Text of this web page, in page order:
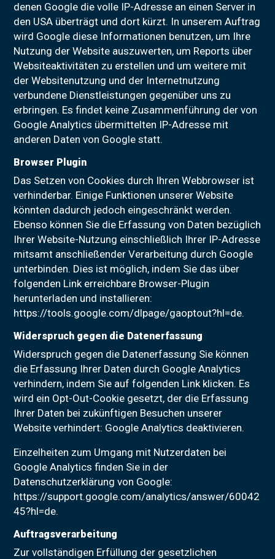
denen Google die volle IP-Adresse an einen Server in
den USA überträgt und dort kürzt. In unserem Auftrag
wird Google diese Informationen benutzen, um Ihre
Nutzung der Website auszuwerten, um Reports über
Websiteaktivitäten zu erstellen und um weitere mit
der Websitenutzung und der Internetnutzung
verbundene Dienstleistungen gegenüber uns zu
erbringen. Es findet keine Zusammenführung der von
Google Analytics übermittelten IP-Adresse mit
anderen Daten von Google statt.
Browser Plugin
Das Setzen von Cookies durch Ihren Webbrowser ist
verhinderbar. Einige Funktionen unserer Website
könnten dadurch jedoch eingeschränkt werden.
Ebenso können Sie die Erfassung von Daten bezüglich
Ihrer Website-Nutzung einschließlich Ihrer IP-Adresse
mitsamt anschließender Verarbeitung durch Google
unterbinden. Dies ist möglich, indem Sie das über
folgenden Link erreichbare Browser-Plugin
herunterladen und installieren:
https://tools.google.com/dlpage/gaoptout?hl=de.
Widerspruch gegen die Datenerfassung
Widerspruch gegen die Datenerfassung Sie können
die Erfassung Ihrer Daten durch Google Analytics
verhindern, indem Sie auf folgenden Link klicken. Es
wird ein Opt-Out-Cookie gesetzt, der die Erfassung
Ihrer Daten bei zukünftigen Besuchen unserer
Website verhindert: Google Analytics deaktivieren.
Einzelheiten zum Umgang mit Nutzerdaten bei
Google Analytics finden Sie in der
Datenschutzerklärung von Google:
https://support.google.com/analytics/answer/60042
45?hl=de.
Auftragsverarbeitung
Zur vollständigen Erfüllung der gesetzlichen